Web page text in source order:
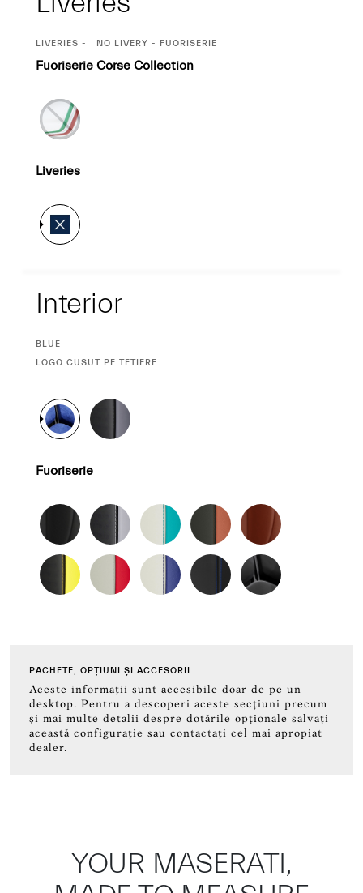
CURRENT
LIVERIES NO LIVERY - FUORISERIE
Fuoriserie Corse Collection
Liveries
Interior
Interior
CURRENT
BLUE
CURRENT
LOGO CUSUT PE TETIERE
Fuoriserie
PACHETE, OPȚIUNI ȘI ACCESORII
Aceste informații sunt accesibile doar de pe un
desktop. Pentru a descoperi aceste secțiuni precum
și mai multe detalii despre dotările opționale salvați
această configurație sau contactați cel mai apropiat
dealer.
YOUR MASERATI,